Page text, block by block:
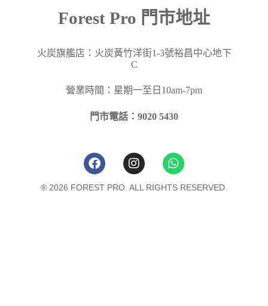
Forest Pro 門市地址
火炭旗艦店：火炭黃竹洋街1-3號裕昌中心地下
C
營業時間：星期一至日10am-7pm
門市電話：9020 5430
® 2026 FOREST PRO. ALL RIGHTS RESERVED.